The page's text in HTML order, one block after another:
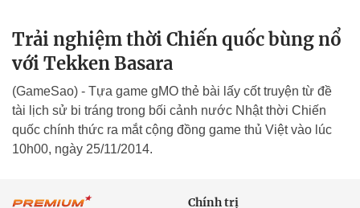
Trải nghiệm thời Chiến quốc bùng nổ
với Tekken Basara
(GameSao) - Tựa game gMO thẻ bài lấy cốt truyện từ đề
tài lịch sử bi tráng trong bối cảnh nước Nhật thời Chiến
quốc chính thức ra mắt cộng đồng game thủ Việt vào lúc
10h00, ngày 25/11/2014.
Chính trị